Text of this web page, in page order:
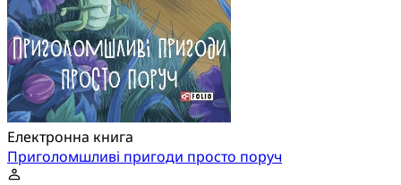
Електронна книга
Приголомшливі пригоди просто поруч